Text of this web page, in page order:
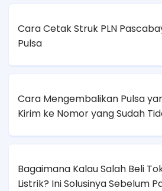
Cara Cetak Struk PLN
Pulsa
Cara Mengembalikan Pulsa
Kirim ke Nomor yang Sudah
Bagaimana Kalau Salah Beli
Listrik? Ini Solusinya Sebelum